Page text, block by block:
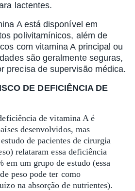
lactentes.
A está disponível em
polivitamínicos, além de
com vitamina A principal ou
são geralmente seguras,
precisa de supervisão médica.
DE DEFICIÊNCIA DE
de vitamina A é
desenvolvidos, mas
de pacientes de cirurgia
relataram essa deficiência
em um grupo de estudo (essa
peso pode ter como
na absorção de nutrientes).